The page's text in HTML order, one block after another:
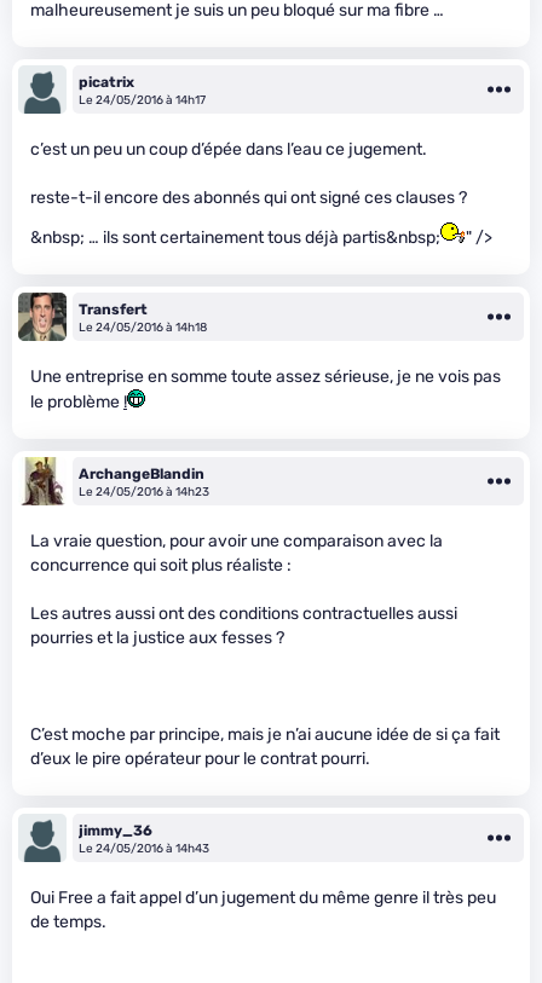
malheureusement je suis un peu bloqué sur ma fibre …
picatrix
Le 24/05/2016 à 14h17
c’est un peu un coup d’épée dans l’eau ce jugement.
reste-t-il encore des abonnés qui ont signé ces clauses ?
&nbsp; … ils sont certainement tous déjà partis&nbsp;
" />
Transfert
Le 24/05/2016 à 14h18
Une entreprise en somme toute assez sérieuse, je ne vois pas
le problème !
ArchangeBlandin
Le 24/05/2016 à 14h23
La vraie question, pour avoir une comparaison avec la
concurrence qui soit plus réaliste :
Les autres aussi ont des conditions contractuelles aussi
pourries et la justice aux fesses ?
C’est moche par principe, mais je n’ai aucune idée de si ça fait
d’eux le pire opérateur pour le contrat pourri.
jimmy_36
Le 24/05/2016 à 14h43
Oui Free a fait appel d’un jugement du même genre il très peu
de temps.